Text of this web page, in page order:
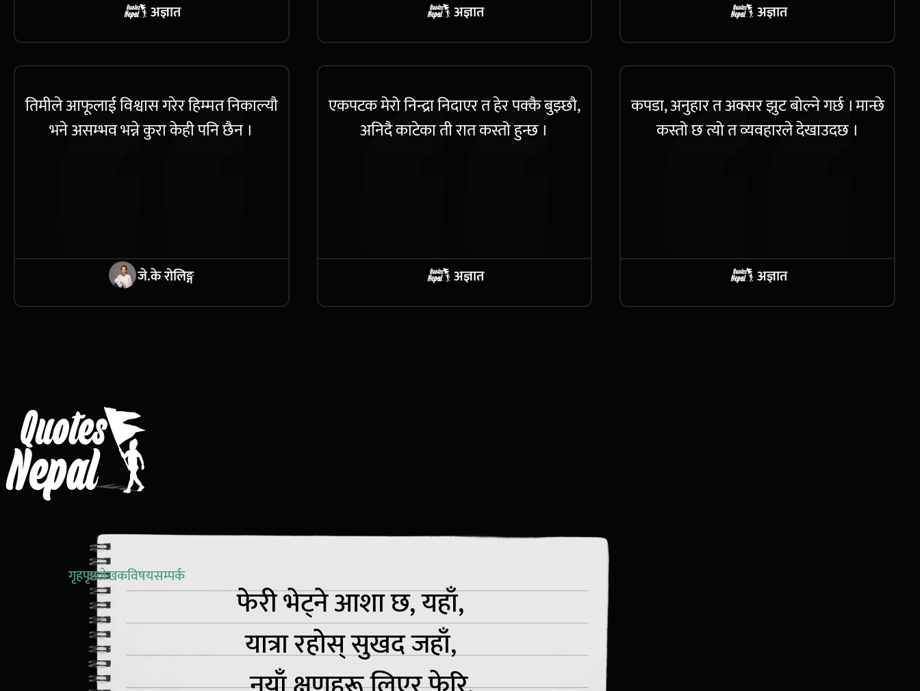
अज्ञात अज्ञात अज्ञात
तिमीले आफूलाई विश्वास गरेर हिम्मत निकाल्यौ
भने असम्भव भन्ने कुरा केही पनि छैन ।
जे.के रोलिङ्ग
एकपटक मेरो निन्द्रा निदाएर त हेर पक्कै बुझ्छौ,
अनिदै काटेका ती रात कस्तो हुन्छ ।
अज्ञात
कपडा, अनुहार त अक्सर झुट बोल्ने गर्छ । मान्छे
कस्तो छ त्यो त व्यवहारले देखाउदछ ।
अज्ञात
गृहपृष्ठलेखकविषयसम्पर्क
फेरी भेट्ने आशा छ, यहाँ,
यात्रा रहोस् सुखद जहाँ,